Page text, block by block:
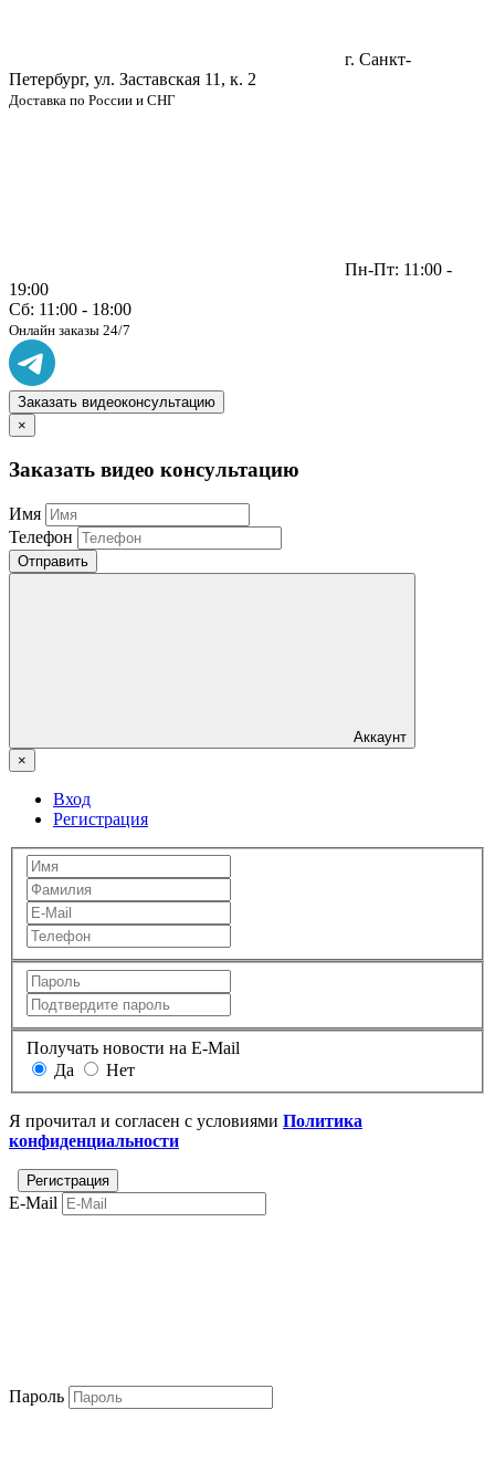
г. Санкт-
Петербург, ул. Заставская 11, к. 2
Доставка по России и СНГ
Пн-Пт: 11:00 -
19:00
Сб: 11:00 - 18:00
Онлайн заказы 24/7
Заказать видеоконсультацию
×
Заказать видео консультацию
Имя
Телефон
Отправить
Аккаунт
×
Вход
Регистрация
Получать новости на E-Mail
Да
Нет
Я прочитал и согласен с условиями Политика
конфиденциальности
E-Mail
Пароль